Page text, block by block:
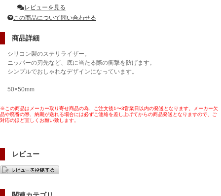
レビューを見る
この商品について問い合わせる
商品詳細
シリコン製のステリライザー。
ニッパーの刃先など、底に当たる際の衝撃を防げます。
シンプルでおしゃれなデザインになっています。
50×50mm
※この商品はメーカー取り寄せ商品の為、ご注文後1〜3営業日以内の発送となります。メーカー欠
品や廃番の際、納期が送れる場合には必ずご連絡を差し上げてからの商品発送となりますので、ご
対応のほど宜しくお願い致します。
レビュー